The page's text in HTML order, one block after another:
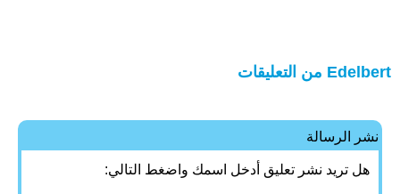
Edelbert من التعليقات
نشر الرسالة
هل تريد نشر تعليق أدخل اسمك واضغط التالي: